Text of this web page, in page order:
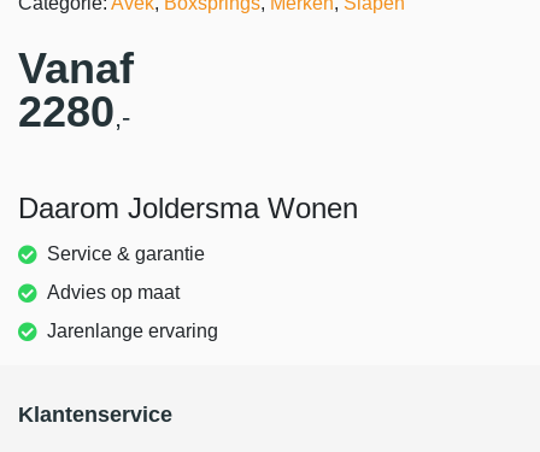
Vanaf
2280,-
Daarom Joldersma Wonen
Service & garantie
Advies op maat
Jarenlange ervaring
Klantenservice